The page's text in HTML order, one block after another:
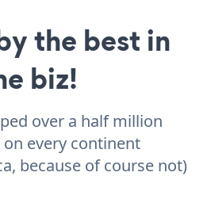
the best in
biz!
over a half million
on every continent
because of course not)